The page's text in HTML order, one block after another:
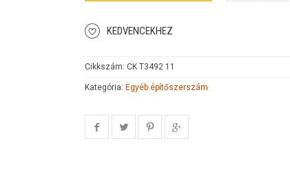
KEDVENCEKHEZ
Cikkszám: CK T3492 11
Kategória: Egyéb építőszerszám